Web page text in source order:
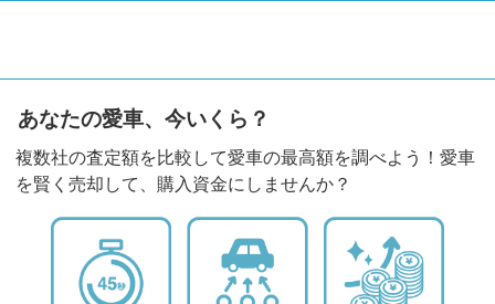
あなたの愛車、今いくら？
複数社の査定額を比較して愛車の最高額を調べよう！愛車
を賢く売却して、購入資金にしませんか？